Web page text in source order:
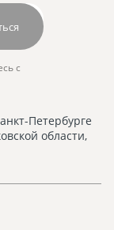
с
Петербурге
области,